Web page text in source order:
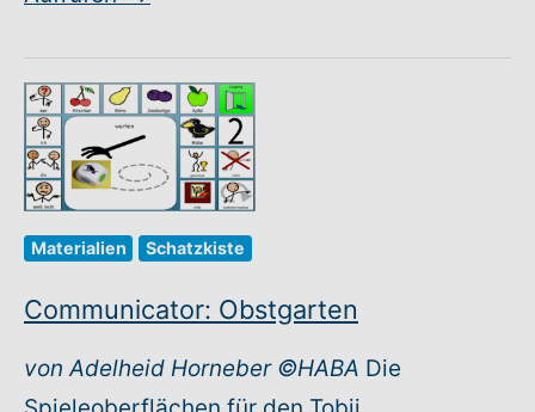
Materialien Schatzkiste
Communicator: Obstgarten
von Adelheid Horneber ©HABA Die